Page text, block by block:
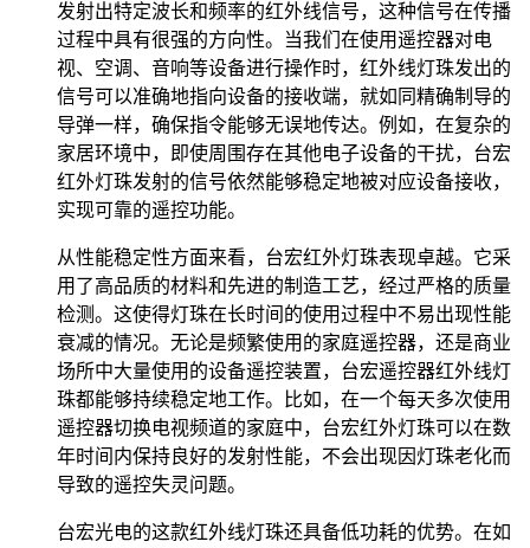
发射出特定波长和频率的红外线信号，这种信号在传播
过程中具有很强的方向性。当我们在使用遥控器对电
视、空调、音响等设备进行操作时，红外线灯珠发出的
信号可以准确地指向设备的接收端，就如同精确制导的
导弹一样，确保指令能够无误地传达。例如，在复杂的
家居环境中，即使周围存在其他电子设备的干扰，台宏
红外灯珠发射的信号依然能够稳定地被对应设备接收，
实现可靠的遥控功能。
从性能稳定性方面来看，台宏红外灯珠表现卓越。它采
用了高品质的材料和先进的制造工艺，经过严格的质量
检测。这使得灯珠在长时间的使用过程中不易出现性能
衰减的情况。无论是频繁使用的家庭遥控器，还是商业
场所中大量使用的设备遥控装置，台宏遥控器红外线灯
珠都能够持续稳定地工作。比如，在一个每天多次使用
遥控器切换电视频道的家庭中，台宏红外灯珠可以在数
年时间内保持良好的发射性能，不会出现因灯珠老化而
导致的遥控失灵问题。
台宏光电的这款红外线灯珠还具备低功耗的优势。在如